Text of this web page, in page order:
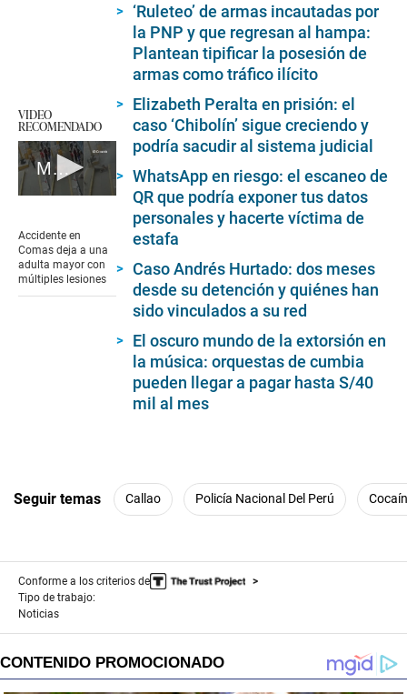
VIDEO
RECOMENDADO
Mujer herida tras estallido de buzón de cableado eléctrico
of
2
minutes,
34
seconds
Accidente en
Comas deja a una
adulta mayor con
múltiples lesiones
‘Ruleteo’ de armas incautadas por
la PNP y que regresan al hampa:
Plantean tipificar la posesión de
armas como tráfico ilícito
Elizabeth Peralta en prisión: el
caso ‘Chibolín’ sigue creciendo y
podría sacudir al sistema judicial
WhatsApp en riesgo: el escaneo de
QR que podría exponer tus datos
personales y hacerte víctima de
estafa
Caso Andrés Hurtado: dos meses
desde su detención y quiénes han
sido vinculados a su red
El oscuro mundo de la extorsión en
la música: orquestas de cumbia
pueden llegar a pagar hasta S/40
mil al mes
Seguir temas Callao Policía Nacional Del Perú
Conforme a los criterios de
Tipo de trabajo:
Noticias